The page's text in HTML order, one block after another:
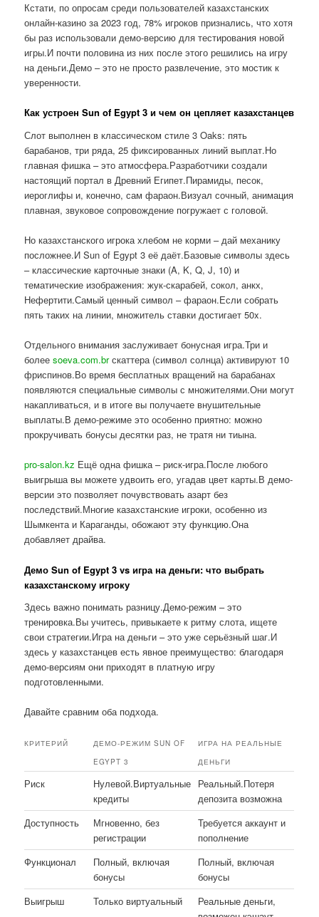
Кстати, по опросам среди пользователей казахстанских
онлайн-казино за 2023 год, 78% игроков признались, что хотя
бы раз использовали демо-версию для тестирования новой
игры.И почти половина из них после этого решились на игру
на деньги.Демо – это не просто развлечение, это мостик к
уверенности.
Как устроен Sun of Egypt 3 и чем он цепляет казахстанцев
Слот выполнен в классическом стиле 3 Oaks: пять
барабанов, три ряда, 25 фиксированных линий выплат.Но
главная фишка – это атмосфера.Разработчики создали
настоящий портал в Древний Египет.Пирамиды, песок,
иероглифы и, конечно, сам фараон.Визуал сочный, анимация
плавная, звуковое сопровождение погружает с головой.
Но казахстанского игрока хлебом не корми – дай механику
посложнее.И Sun of Egypt 3 её даёт.Базовые символы здесь
– классические карточные знаки (A, K, Q, J, 10) и
тематические изображения: жук-скарабей, сокол, анкх,
Нефертити.Самый ценный символ – фараон.Если собрать
пять таких на линии, множитель ставки достигает 50x.
Отдельного внимания заслуживает бонусная игра.Три и
болееsoeva.com.brскаттера (символ солнца) активируют 10
фриспинов.Во время бесплатных вращений на барабанах
появляются специальные символы с множителями.Они могут
накапливаться, и в итоге вы получаете внушительные
выплаты.В демо-режиме это особенно приятно: можно
прокручивать бонусы десятки раз, не тратя ни тиына.
pro-salon.kz Ещё одна фишка – риск-игра.После любого
выигрыша вы можете удвоить его, угадав цвет карты.В демо-
версии это позволяет почувствовать азарт без
последствий.Многие казахстанские игроки, особенно из
Шымкента и Караганды, обожают эту функцию.Она
добавляет драйва.
Демо Sun of Egypt 3 vs игра на деньги: что выбрать
казахстанскому игроку
Здесь важно понимать разницу.Демо-режим – это
тренировка.Вы учитесь, привыкаете к ритму слота, ищете
свои стратегии.Игра на деньги – это уже серьёзный шаг.И
здесь у казахстанцев есть явное преимущество: благодаря
демо-версиям они приходят в платную игру
подготовленными.
Давайте сравним оба подхода.
КРИТЕРИЙ
ДЕМО-РЕЖИМ SUN OF
EGYPT 3
ИГРА НА РЕАЛЬНЫЕ
ДЕНЬГИ
Риск
Нулевой.Виртуальные
кредиты
Реальный.Потеря
депозита возможна
Доступность
Мгновенно, без
регистрации
Требуется аккаунт и
пополнение
Функционал
Полный, включая
бонусы
Полный, включая
бонусы
Выигрыш
Только виртуальный
Реальные деньги,